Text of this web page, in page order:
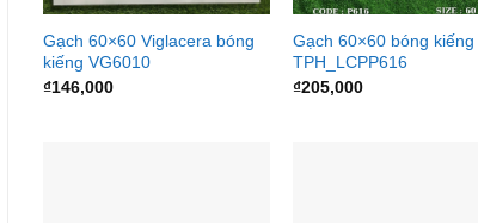
Gạch 60×60 Viglacera bóng
kiếng VG6010
₫146,000
Gạch 60×60 bóng kiếng
TPH_LCPP616
₫205,000